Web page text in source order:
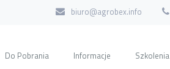
biuro@agrobex.info
Do Pobrania Informacje Szkolenia